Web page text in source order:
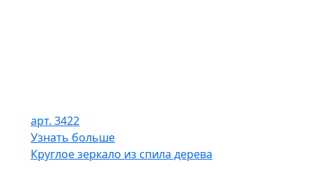
арт. 3422
Узнать больше
Круглое зеркало из спила дерева